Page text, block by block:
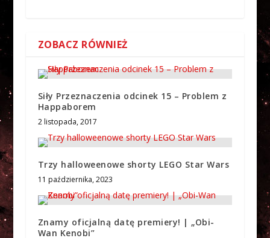
ZOBACZ RÓWNIEŻ
Siły Przeznaczenia odcinek 15 – Problem z
Happaborem
2 listopada, 2017
Trzy halloweenowe shorty LEGO Star Wars
11 października, 2023
Znamy oficjalną datę premiery! | „Obi-
Wan Kenobi”